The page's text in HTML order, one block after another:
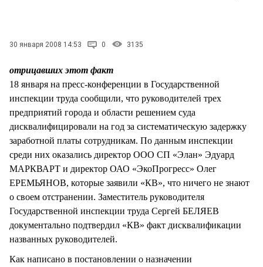
30 января 2008 14:53 0 3135
отрицавших этот факт
18 января на пресс-конференции в Государственной
инспекции труда сообщили, что руководителей трех
предприятий города и области решением суда
дисквалифицировали на год за систематическую задержку
заработной платы сотрудникам. По данным инспекции
среди них оказались директор ООО СП «Элан» Эдуард
МАРКВАРТ и директор ОАО «ЭкоПрогресс» Олег
ЕРЕМЬЯНОВ, которые заявили «КВ», что ничего не знают
о своем отстранении. Заместитель руководителя
Государственной инспекции труда Сергей БЕЛЯЕВ
документально подтвердил «КВ» факт дисквалификации
названных руководителей.
Как написано в постановлении о назначении